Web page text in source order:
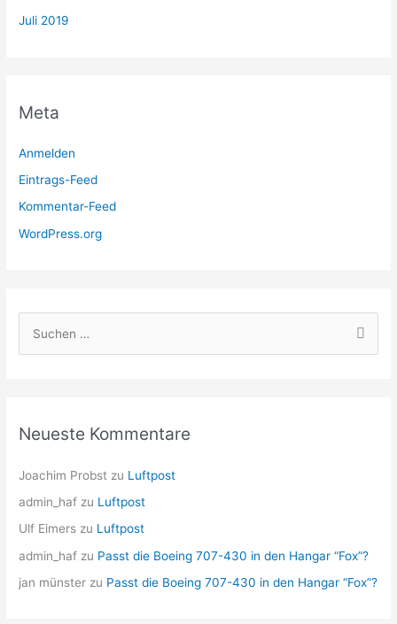
Juli 2019
Meta
Anmelden
Eintrags-Feed
Kommentar-Feed
WordPress.org
n
:
Neueste Kommentare
Joachim Probst zu Luftpost
admin_haf zu Luftpost
Ulf Eimers zu Luftpost
admin_haf zu Passt die Boeing 707-430 in den Hangar “Fox”?
jan münster zu Passt die Boeing 707-430 in den Hangar “Fox”?